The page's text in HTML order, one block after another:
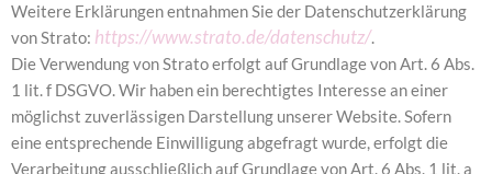
Weitere Erklärungen entnahmen Sie der Datenschutzerklärung
von Strato: https://www.strato.de/datenschutz/.
Die Verwendung von Strato erfolgt auf Grundlage von Art. 6 Abs.
1 lit. f DSGVO. Wir haben ein berechtigtes Interesse an einer
möglichst zuverlässigen Darstellung unserer Website. Sofern
eine entsprechende Einwilligung abgefragt wurde, erfolgt die
Verarbeitung ausschließlich auf Grundlage von Art. 6 Abs. 1 lit. a